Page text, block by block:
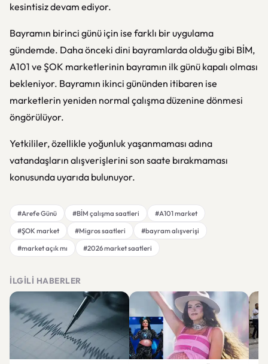
kesintisiz devam ediyor.
Bayramın birinci günü için ise farklı bir uygulama
gündemde. Daha önceki dini bayramlarda olduğu gibi BİM,
A101 ve ŞOK marketlerinin bayramın ilk günü kapalı olması
bekleniyor. Bayramın ikinci gününden itibaren ise
marketlerin yeniden normal çalışma düzenine dönmesi
öngörülüyor.
Yetkililer, özellikle yoğunluk yaşanmaması adına
vatandaşların alışverişlerini son saate bırakmaması
konusunda uyarıda bulunuyor.
#Arefe Günü #BİM çalışma saatleri
#A101 market
#ŞOK market
#Migros saatleri
#bayram alışverişi
#market açık mı
#2026 market saatleri
İLGILI HABERLER